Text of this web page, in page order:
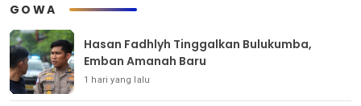
GOWA
Hasan Fadhlyh Tinggalkan Bulukumba,
Emban Amanah Baru
1 hari yang lalu